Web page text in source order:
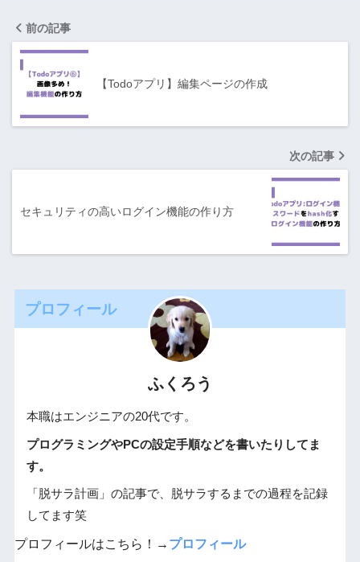
前の記事
【Todoアプリ】編集ページの作成
次の記事
セキュリティの高いログイン機能の作り方
プロフィール
ふくろう
本職はエンジニアの20代です。
プログラミングやPCの設定手順などを書いたりしてま
す。
「脱サラ計画」の記事で、脱サラするまでの過程を記録
してます笑
プロフィールはこちら！→ プロフィール